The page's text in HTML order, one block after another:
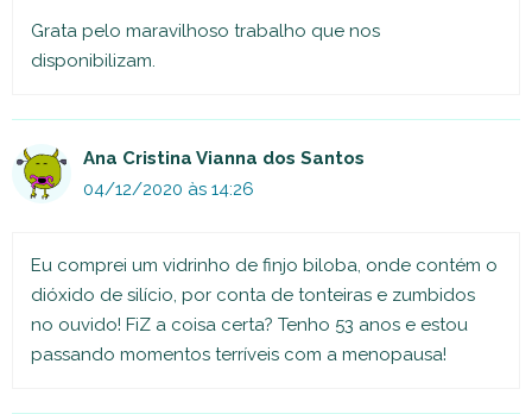
Grata pelo maravilhoso trabalho que nos
disponibilizam.
Ana Cristina Vianna dos Santos
04/12/2020 às 14:26
Eu comprei um vidrinho de finjo biloba, onde contém o
dióxido de silício, por conta de tonteiras e zumbidos
no ouvido! FiZ a coisa certa? Tenho 53 anos e estou
passando momentos terríveis com a menopausa!